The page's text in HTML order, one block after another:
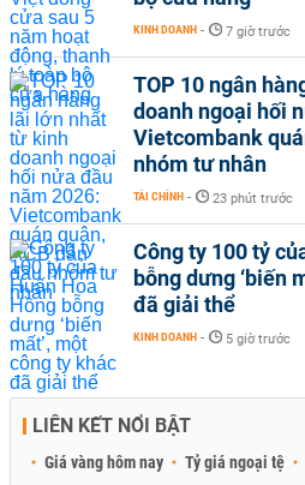
KINH DOANH - 7 giờ trước
TOP 10 ngân
doanh ngoại hối
Vietcombank
nhóm tư nhân
TÀI CHÍNH - 23 phút trước
Công ty 100 tỷ
bỗng dưng ‘biến
đã giải thể
KINH DOANH - 5 giờ trước
LIÊN KẾT NỔI BẬT
Giá vàng hôm nay Tỷ giá ngoại tệ